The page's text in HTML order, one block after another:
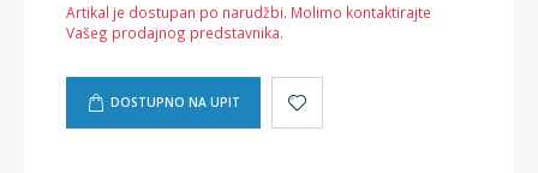
Artikal je dostupan po narudžbi. Molimo kontaktirajte
Vašeg prodajnog predstavnika.
DOSTUPNO NA UPIT